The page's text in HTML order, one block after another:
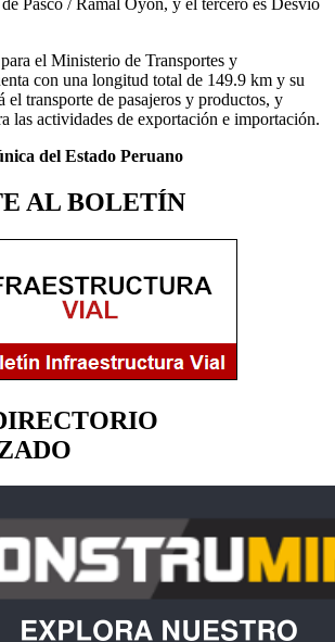
el Ministerio de Transportes y
con una longitud total de 149.9 km y su
el transporte de pasajeros y productos, y
las actividades de exportación e importación.
del Estado Peruano
AL BOLETÍN